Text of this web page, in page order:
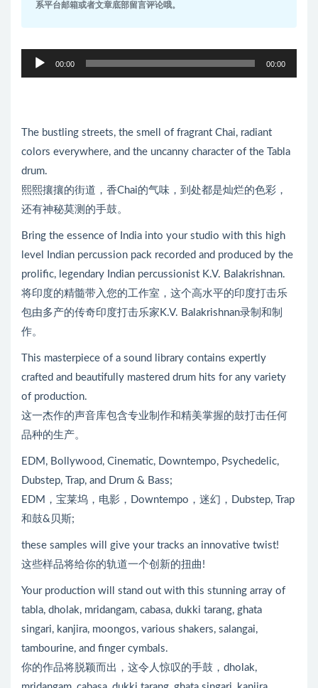
系平台邮箱或者文章底部留言评论哦。
00:00 00:00
The bustling streets, the smell of fragrant Chai, radiant
colors everywhere, and the uncanny character of the Tabla
drum.
熙熙攘攘的街道，香Chai的气味，到处都是灿烂的色彩，
还有神秘莫测的手鼓。
Bring the essence of India into your studio with this high
level Indian percussion pack recorded and produced by the
prolific, legendary Indian percussionist K.V. Balakrishnan.
将印度的精髓带入您的工作室，这个高水平的印度打击乐
包由多产的传奇印度打击乐家K.V. Balakrishnan录制和制
作。
This masterpiece of a sound library contains expertly
crafted and beautifully mastered drum hits for any variety
of production.
这一杰作的声音库包含专业制作和精美掌握的鼓打击任何
品种的生产。
EDM, Bollywood, Cinematic, Downtempo, Psychedelic,
Dubstep, Trap, and Drum & Bass;
EDM，宝莱坞，电影，Downtempo，迷幻，Dubstep, Trap
和鼓&贝斯;
these samples will give your tracks an innovative twist!
这些样品将给你的轨道一个创新的扭曲!
Your production will stand out with this stunning array of
tabla, dholak, mridangam, cabasa, dukki tarang, ghata
singari, kanjira, moongos, various shakers, salangai,
tambourine, and finger cymbals.
你的作品将脱颖而出，这令人惊叹的手鼓，dholak,